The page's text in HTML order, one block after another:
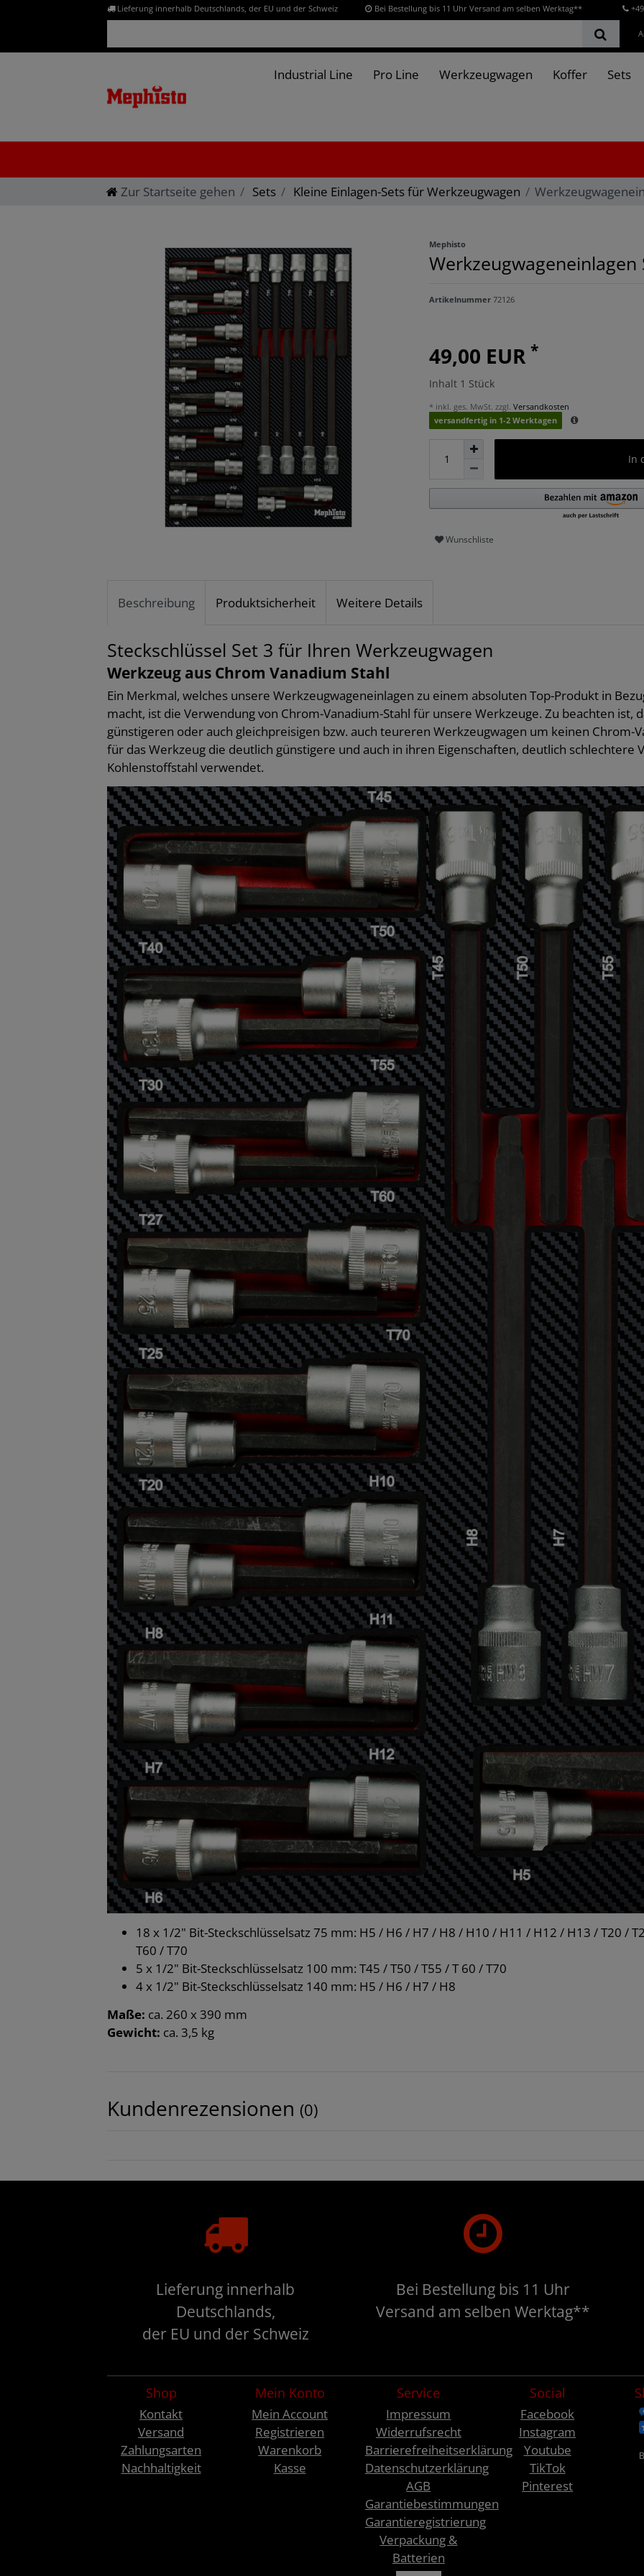
Lieferung innerhalb Deutschlands, der EU und der Schweiz Bei Bestellung bis 11 Uhr Versand am selben Werktag**
Industrial Line Pro Line Werkzeugwagen Koffer Sets
Zur Startseite gehen Sets Kleine Einlagen-Sets für Werkzeugwagen
Mephisto
Werkzeugwageneinlagen
Artikelnummer72126
49,00 EUR*
Inhalt 1 Stück
* inkl. ges. MwSt. zzgl. Versandkosten
versandfertig in 1-2 Werktagen
In
Wunschliste
Beschreibung Produktsicherheit Weitere Details
Steckschlüssel Set 3 für Ihren Werkzeugwagen
Werkzeug aus Chrom Vanadium Stahl
Ein Merkmal, welches unsere Werkzeugwageneinlagen zu einem absoluten Top-Produkt in
macht, ist die Verwendung von Chrom-Vanadium-Stahl für unsere Werkzeuge. Zu beachten ist,
günstigeren oder auch gleichpreisigen bzw. auch teureren Werkzeugwagen um keinen Chrom-
für das Werkzeug die deutlich günstigere und auch in ihren Eigenschaften, deutlich schlechtere
Kohlenstoffstahl verwendet.
18 x 1/2" Bit-Steckschlüsselsatz 75 mm: H5 / H6 / H7 / H8 / H10 / H11 / H12 / H13 / T20 /
T60 / T70
5 x 1/2" Bit-Steckschlüsselsatz 100 mm: T45 / T50 / T55 / T 60 / T70
4 x 1/2" Bit-Steckschlüsselsatz 140 mm: H5 / H6 / H7 / H8
Maße: ca. 260 x 390 mm
Gewicht: ca. 3,5 kg
Kundenrezensionen (0)
Lieferung innerhalb
Deutschlands,
der EU und der Schweiz
Bei Bestellung bis 11 Uhr
Versand am selben Werktag**
Shop
Kontakt
Versand
Zahlungsarten
Nachhaltigkeit
Mein Konto
Mein Account
Registrieren
Warenkorb
Kasse
Service
Impressum
Widerrufsrecht
Barrierefreiheitserklärung
Datenschutzerklärung
AGB
Garantiebestimmungen
Garantieregistrierung
Verpackung &
Batterien
Social
Facebook
Instagram
Youtube
TikTok
Pinterest